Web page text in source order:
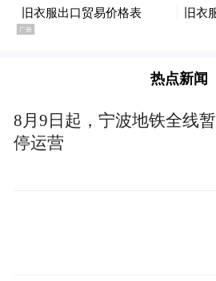
热点新闻
8月9日起，宁波地铁全线暂
停运营